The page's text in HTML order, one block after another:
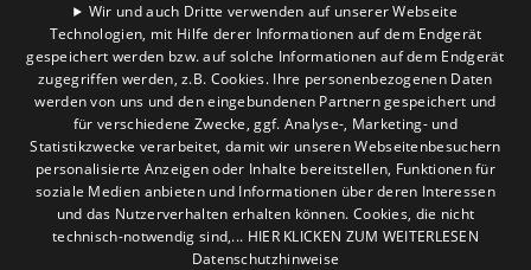
Leistungen
Privatkunden
Gewerbekunden
Karriere
Unternehmen
Standort
Hürth
Wir und auch Dritte verwenden auf unserer Webseite
Technologien, mit Hilfe derer Informationen auf dem Endgerät
gespeichert werden bzw. auf solche Informationen auf dem Endgerät
zugegriffen werden, z.B. Cookies. Ihre personenbezogenen Daten
werden von uns und den eingebundenen Partnern gespeichert und
für verschiedene Zwecke, ggf. Analyse-, Marketing- und
Statistikzwecke verarbeitet, damit wir unseren Webseitenbesuchern
personalisierte Anzeigen oder Inhalte bereitstellen, Funktionen für
soziale Medien anbieten und Informationen über deren Interessen
und das Nutzerverhalten erhalten können. Cookies, die nicht
technisch-notwendig sind,... HIER KLICKEN ZUM WEITERLESEN
Datenschutzhinweise